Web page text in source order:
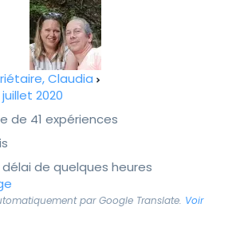
Claudia
2020
de 41 expériences
de quelques heures
par Google Translate. Voir